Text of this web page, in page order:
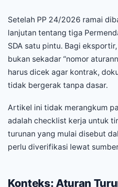
Setelah PP 24/2026 ramai
lanjutan tentang tiga
SDA satu pintu. Bagi
bukan sekadar “nomor
harus dicek agar kontrak,
tidak bergerak tanpa dasar.
Artikel ini tidak merangkum
adalah checklist kerja untuk
turunan yang mulai disebut
perlu diverifikasi lewat
Konteks: Aturan